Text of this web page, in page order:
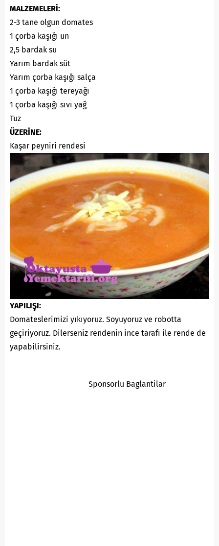
MALZEMELERİ:
2-3 tane olgun domates
1 çorba kaşığı un
2,5 bardak su
Yarım bardak süt
Yarım çorba kaşığı salça
1 çorba kaşığı tereyağı
1 çorba kaşığı sıvı yağ
Tuz
ÜZERİNE:
Kaşar peyniri rendesi
YAPILIŞI:
Domateslerimizi yıkıyoruz. Soyuyoruz ve robotta
geçiriyoruz. Dilerseniz rendenin ince tarafı ile rende de
yapabilirsiniz.
Sponsorlu Baglantilar